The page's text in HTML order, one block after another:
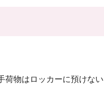
荷物はロッカーに預けない